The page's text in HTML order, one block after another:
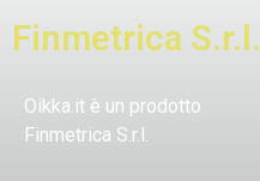
Finmetrica S.r.l.
Oikka.it è un prodotto
Finmetrica S.r.l.